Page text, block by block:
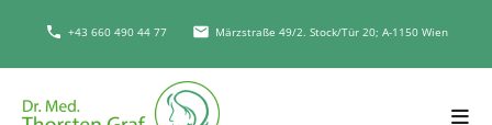
+43 660 490 44 77 Märzstraße 49/2. Stock/Tür 20; A-1150 Wien